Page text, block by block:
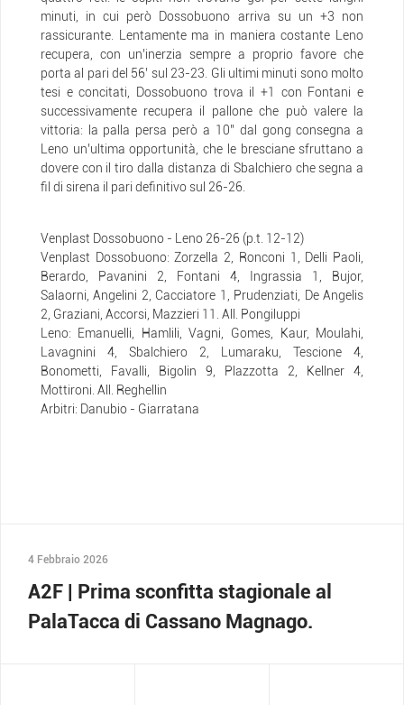
minuti, in cui però Dossobuono arriva su un +3 non
rassicurante. Lentamente ma in maniera costante Leno
recupera, con un’inerzia sempre a proprio favore che
porta al pari del 56’ sul 23-23. Gli ultimi minuti sono molto
tesi e concitati, Dossobuono trova il +1 con Fontani e
successivamente recupera il pallone che può valere la
vittoria: la palla persa però a 10’’ dal gong consegna a
Leno un’ultima opportunità, che le bresciane sfruttano a
dovere con il tiro dalla distanza di Sbalchiero che segna a
fil di sirena il pari definitivo sul 26-26.
Venplast Dossobuono - Leno 26-26 (p.t. 12-12)
Venplast Dossobuono: Zorzella 2, Ronconi 1, Delli Paoli,
Berardo, Pavanini 2, Fontani 4, Ingrassia 1, Bujor,
Salaorni, Angelini 2, Cacciatore 1, Prudenziati, De Angelis
2, Graziani, Accorsi, Mazzieri 11. All. Pongiluppi
Leno: Emanuelli, Hamlili, Vagni, Gomes, Kaur, Moulahi,
Lavagnini 4, Sbalchiero 2, Lumaraku, Tescione 4,
Bonometti, Favalli, Bigolin 9, Plazzotta 2, Kellner 4,
Mottironi. All. Reghellin
Arbitri: Danubio - Giarratana
4 Febbraio 2026
A2F | Prima sconfitta stagionale al
PalaTacca di Cassano Magnago.